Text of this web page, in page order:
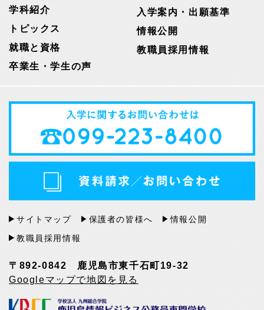
学科紹介
トピックス
就職と資格
卒業生・学生の声
入学案内・出願基準
情報公開
教職員採用情報
〒892-0842 鹿児島市東千石町19-32
Googleマップで地図を見る
サイトマップ 保護者の皆様へ
情報公開
教職員採用情報